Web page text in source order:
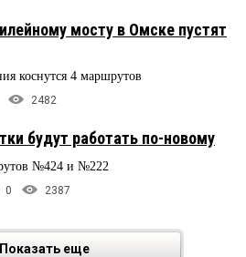
мосту в Омске пустят
коснутся 4 маршрутов
2482
будут работать по-новому
№424 и №222
0 2387
Показать еще